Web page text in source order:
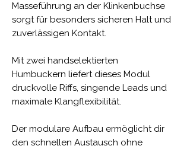
Masseführung an der Klinkenbuchse
sorgt für besonders sicheren Halt und
zuverlässigen Kontakt.
Mit zwei handselektierten
Humbuckern liefert dieses Modul
druckvolle Riffs, singende Leads und
maximale Klangflexibilität.
Der modulare Aufbau ermöglicht dir
den schnellen Austausch ohne